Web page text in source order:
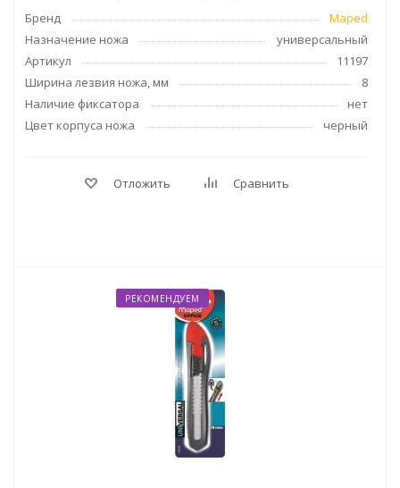
Бренд
Maped
Назначение ножа
универсальный
Артикул
11197
Ширина лезвия ножа, мм
8
Наличие фиксатора
нет
Цвет корпуса ножа
черный
Отложить Сравнить
РЕКОМЕНДУЕМ